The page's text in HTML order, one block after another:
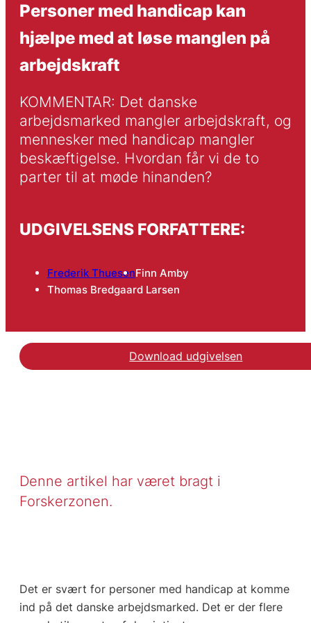
Personer med handicap kan
hjælpe med at løse manglen på
arbejdskraft
KOMMENTAR: Det danske
arbejdsmarked mangler arbejdskraft, og
mennesker med handicap mangler
beskæftigelse. Hvordan får vi de to
parter til at møde hinanden?
UDGIVELSENS FORFATTERE:
Frederik ThuesenFinn Amby
Thomas Bredgaard Larsen
Download udgivelsen
Se artiklen hos
Denne artikel har været bragt i
Forskerzonen.
Det er svært for personer med handicap at komme
ind på det danske arbejdsmarked. Det er der flere